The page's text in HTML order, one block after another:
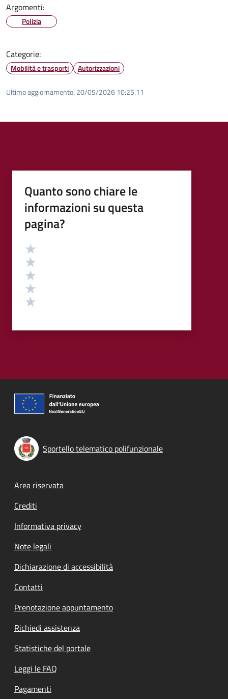
Argomenti:
Polizia
Categorie:
Mobilità e trasporti Autorizzazioni
Ultimo aggiornamento: 20/05/2026 10:25.11
Quanto sono chiare le
informazioni su questa
pagina?
Valutazione
Sportello telematico polifunzionale
Footer menu
Area riservata
Crediti
Informativa privacy
Note legali
Dichiarazione di accessibilità
Contatti
Prenotazione appuntamento
Richiedi assistenza
Statistiche del portale
Leggi le FAQ
Pagamenti